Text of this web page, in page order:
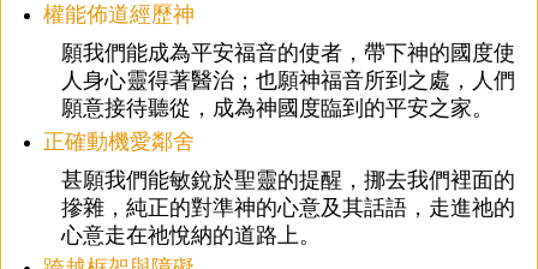
權能佈道經歷神
願我們能成為平安福音的使者，帶下神的國度使
人身心靈得著醫治；也願神福音所到之處，人們
願意接待聽從，成為神國度臨到的平安之家。
正確動機愛鄰舍
甚願我們能敏銳於聖靈的提醒，挪去我們裡面的
摻雜，純正的對準神的心意及其話語，走進祂的
心意走在祂悅納的道路上。